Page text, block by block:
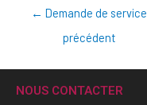
← Demande de service
précédent
NOUS CONTACTER